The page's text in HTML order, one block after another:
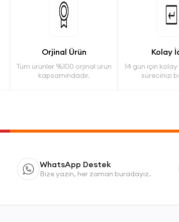
Orjinal Ürün
Tüm ürünler %100 orjinal ürün
kapsamındadır.
Kolay
14 gün için
sürecinizi
WhatsApp Destek
Bize yazın, her zaman buradayız.